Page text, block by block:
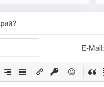
E-Mail: